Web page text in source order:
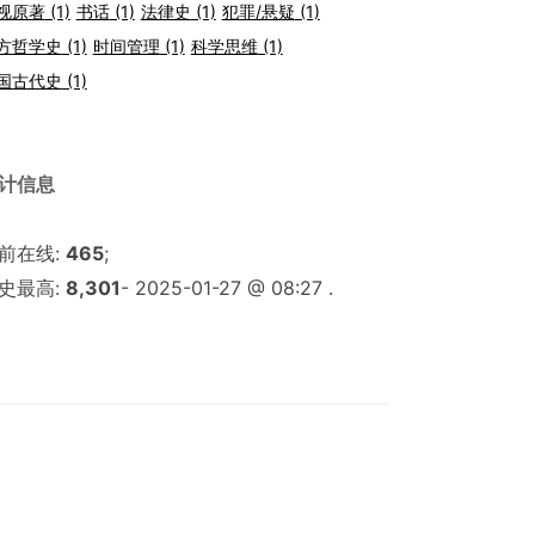
原著(1) 书话(1) 法律史 (1) 犯罪/悬疑 (1)
哲学史 (1) 时间管理 (1) 科学思维(1)
古代史 (1)
信息
在线: 465;
最高: 8,301- 2025-01-27 @ 08:27 .